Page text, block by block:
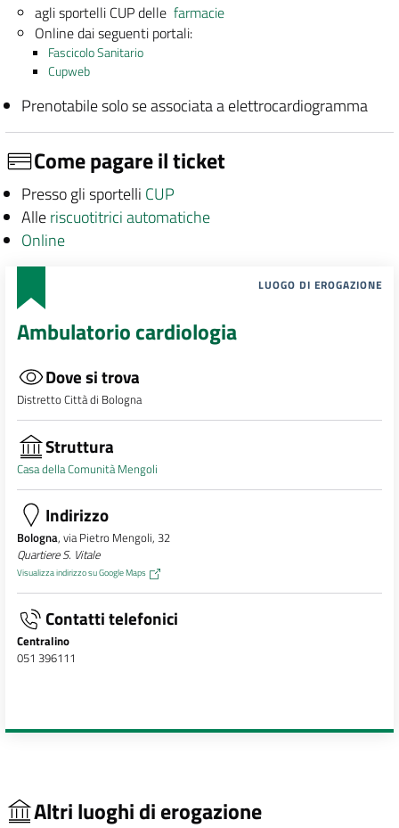
agli sportelli CUP dellefarmacie
Online dai seguenti portali:
Fascicolo Sanitario
Cupweb
Prenotabile solo se associata a elettrocardiogramma
Come pagare il ticket
Presso gli sportelli CUP
Alleriscuotitrici automatiche
Online
LUOGO DI EROGAZIONE
Ambulatorio cardiologia
Dove si trova
Distretto Città di Bologna
Struttura
Casa della Comunità Mengoli
Indirizzo
Bologna, via Pietro Mengoli, 32
Quartiere S. Vitale
Visualizza indirizzo su Google Maps
Contatti telefonici
Centralino
051 396111
Altri luoghi di erogazione